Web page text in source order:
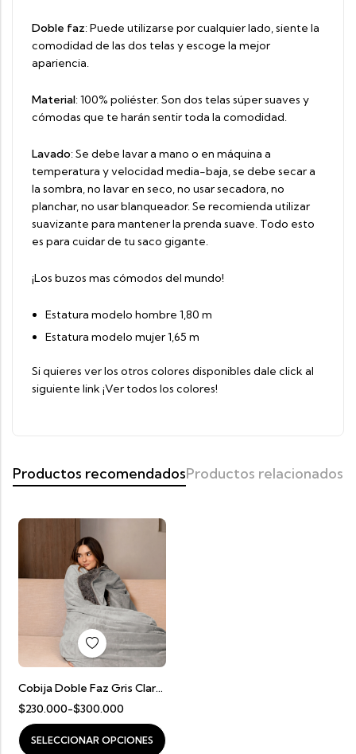
Doble faz: Puede utilizarse por cualquier lado, siente la
comodidad de las dos telas y escoge la mejor
apariencia.
Material: 100% poliéster. Son dos telas súper suaves y
cómodas que te harán sentir toda la comodidad.
Lavado: Se debe lavar a mano o en máquina a
temperatura y velocidad media-baja, se debe secar a
la sombra, no lavar en seco, no usar secadora, no
planchar, no usar blanqueador. Se recomienda utilizar
suavizante para mantener la prenda suave. Todo esto
es para cuidar de tu saco gigante.
¡Los buzos mas cómodos del mundo!
Estatura modelo hombre 1,80 m
Estatura modelo mujer 1,65 m
Si quieres ver los otros colores disponibles dale click al
siguiente link ¡Ver todos los colores!
Productos recomendadosProductos relacionados
Cobija Doble Faz Gris Claro Con Gris Oscuro
$230.000-$300.000
SELECCIONAR OPCIONES